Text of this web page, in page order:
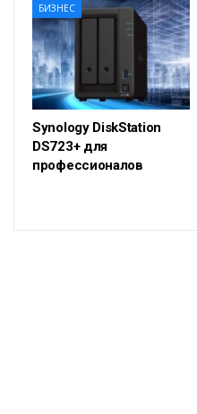
БИЗНЕС
Synology DiskStation
DS723+ для
профессионалов